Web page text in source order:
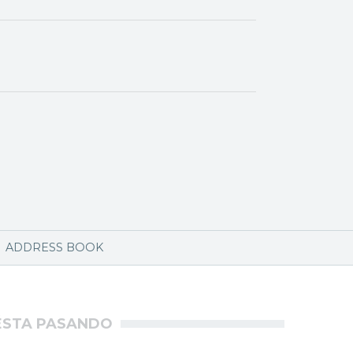
ADDRESS BOOK
PASANDO